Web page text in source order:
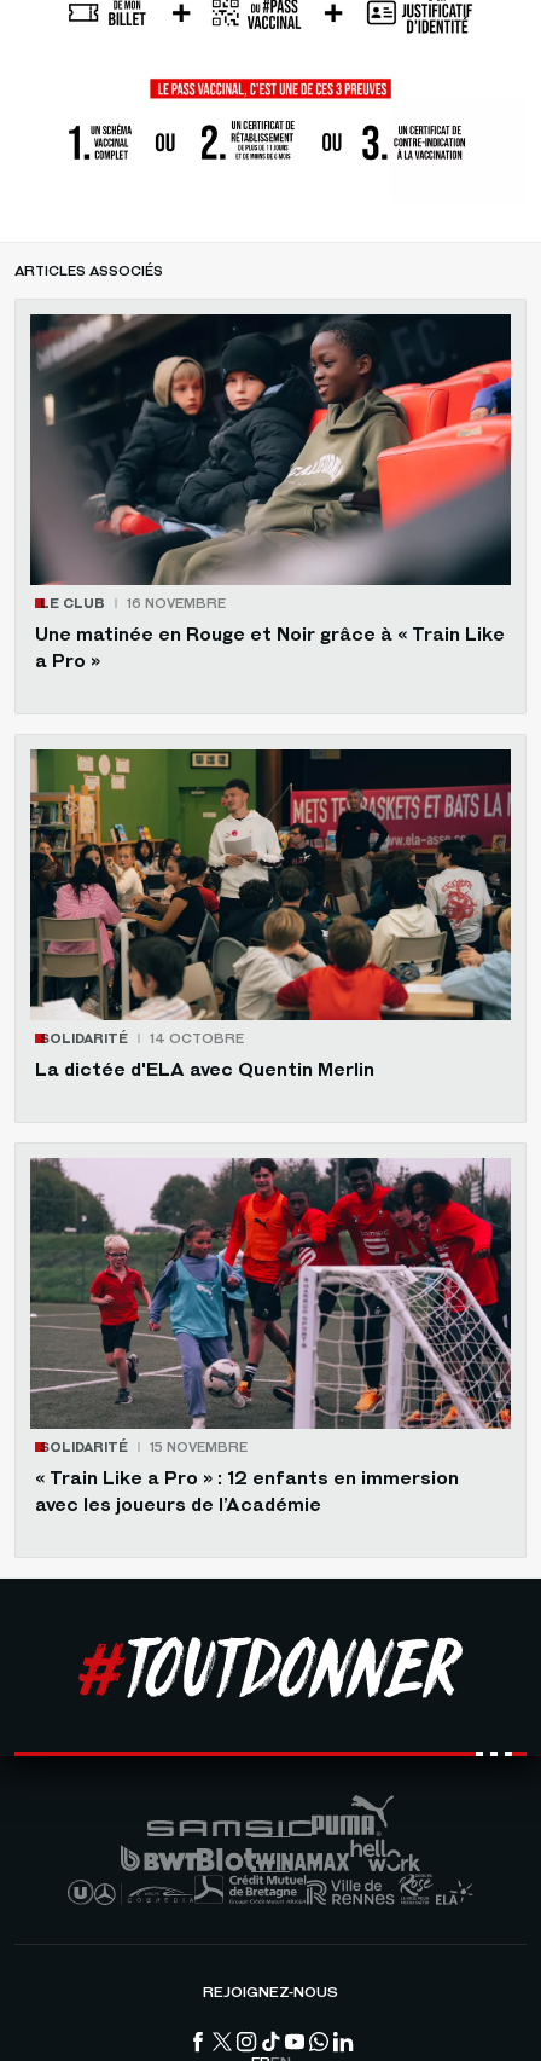
ARTICLES ASSOCIÉS
LE CLUB 16 NOVEMBRE
Une matinée en Rouge et Noir grâce à « Train Like
a Pro »
SOLIDARITÉ 14 OCTOBRE
La dictée d'ELA avec Quentin Merlin
SOLIDARITÉ 15 NOVEMBRE
« Train Like a Pro » : 12 enfants en immersion
avec les joueurs de l’Académie
REJOIGNEZ-NOUS